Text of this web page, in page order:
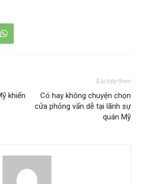
khiến
Bài tiếp theo
Có hay không chuyện chọn
cửa phỏng vấn dễ tại lãnh sự
quán Mỹ